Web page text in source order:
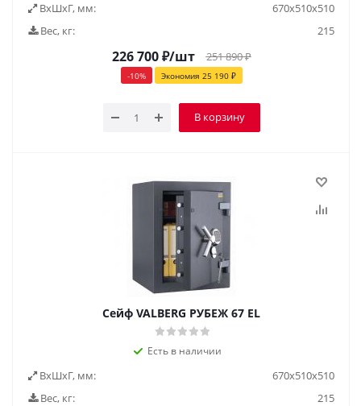
ВxШxГ, мм:
670х510х510
Вес, кг:
215
226 700₽/шт 251 890₽
-10% Экономия 25 190₽
В корзину
Сейф VALBERG РУБЕЖ 67 EL
Есть в наличии
ВxШxГ, мм:
670х510х510
Вес, кг:
215